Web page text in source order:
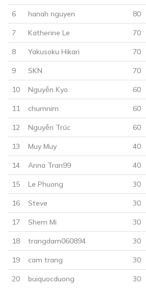
CHƯƠNG 17
Tiểu nữ có thể đọc được
CHƯƠNG 18
Thích ba? Hay là thích hôn phu tương lai?
16/12/2018
6 hanah nguyen 80
7 Katherine Le 70
8 Yakusoku Hikari 70
9 SKN 70
10 Nguyễn Kyo 60
11 chumnim 60
12 Nguyễn Trúc 60
13 Muy Muy 40
14 Anna Tran99 40
15 Le Phuong 30
16 Steve 30
17 Shem Mi 30
18 trangdam060894 30
19 cam trang 30
20 buiquocduong 30